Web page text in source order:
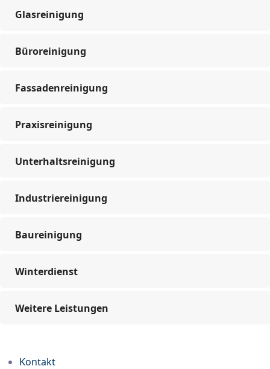
Glasreinigung
Büroreinigung
Fassadenreinigung
Praxisreinigung
Unterhaltsreinigung
Industriereinigung
Baureinigung
Winterdienst
Weitere Leistungen
Kontakt